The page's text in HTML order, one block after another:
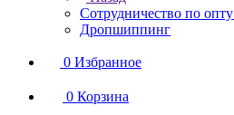
Сотрудничество по опту
Дропшиппинг
0 Избранное
0 Корзина